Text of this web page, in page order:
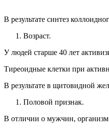
В результате синтез
Возраст.
У людей старше 40 лет
Тиреоидные клетки при
В результате в щитовидной
Половой признак.
В отличии о мужчин,